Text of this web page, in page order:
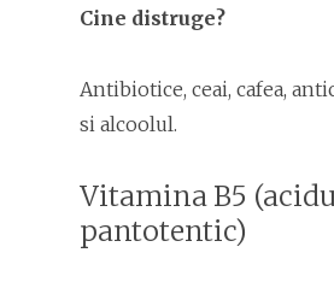
Cine distruge?
Antibiotice, ceai, cafea,
si alcoolul.
Vitamina B5
pantotentic)